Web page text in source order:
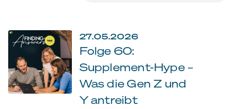
27.05.2026
Folge 60:
Supplement-Hype –
Was die Gen Z und
Y antreibt